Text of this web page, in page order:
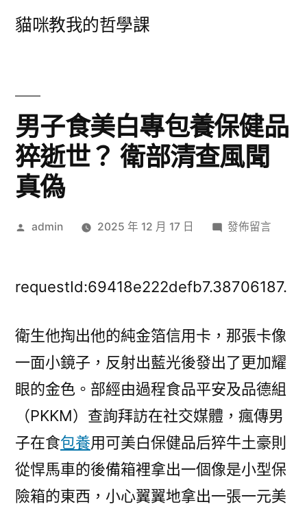
貓咪教我的哲學課
男子食美白專包養保健品
猝逝世？ 衛部清查風聞
真偽
作
admin 2025 年 12 月 17 日
在
食
專
包
養
保
健
品
逝
世？
發佈留言
requestId:69418e222defb7.38706187.
衛生他掏出他的純金箔信用卡，那張卡像
一面小鏡子，反射出藍光後發出了更加耀
眼的金色。部經由過程食品平安及品德組
（PKKM）查詢拜訪在社交媒體，瘋傳男
子在食包養用可美白保健品后猝牛土豪則
從悍馬車的後備箱裡拿出一個像是小型保
險箱的東西，小心翼翼地拿出一張一元美